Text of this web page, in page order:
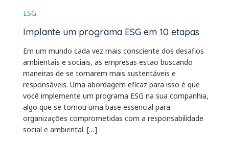
ESG
Implante um programa ESG em 10 etapas
Em um mundo cada vez mais consciente dos desafios
ambientais e sociais, as empresas estão buscando
maneiras de se tornarem mais sustentáveis e
responsáveis. Uma abordagem eficaz para isso é que
você implemente um programa ESG na sua companhia,
algo que se tornou uma base essencial para
organizações comprometidas com a responsabilidade
social e ambiental. […]